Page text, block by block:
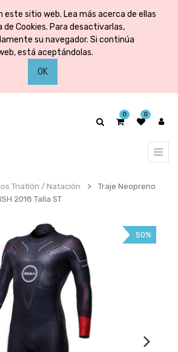
este sitio web. Lea más acerca de ellas
Cookies. Para desactivarlas,
su navegador. Si continúa
está aceptándolas.
OK
0 0
Triatlón / Natación
Traje Neopreno
2018 Talla ST
50%